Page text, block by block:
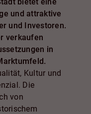
und attraktive
und Investoren.
verkaufen
in
Kultur und
Die
von